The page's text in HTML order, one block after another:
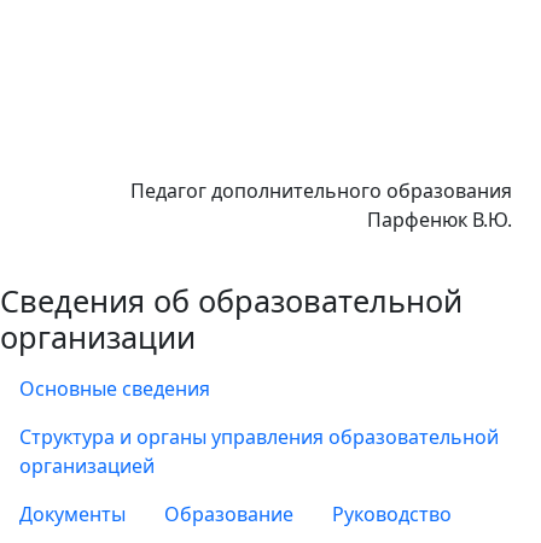
Педагог дополнительного образования
Парфенюк В.Ю.
Сведения об образовательной
организации
Основные сведения
Структура и органы управления образовательной
организацией
Документы
Образование
Руководство